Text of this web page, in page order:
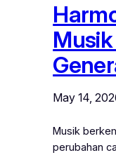
May 14,
Musik
perubahan